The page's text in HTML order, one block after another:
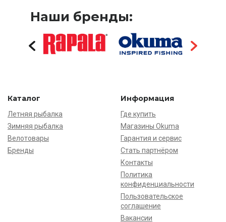
Наши бренды:
Каталог
Летняя рыбалка
Зимняя рыбалка
Велотовары
Бренды
Информация
Где купить
Магазины Okuma
Гарантия и сервис
Стать партнёром
Контакты
Политика
конфиденциальности
Пользовательское
соглашение
Вакансии